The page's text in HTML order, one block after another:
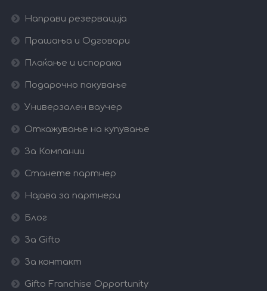
Направи резервација
Прашања и Одговори
Плаќање и испорака
Подарочно пакување
Универзален ваучер
Откажување на купување
За Компании
Станете партнер
Најава за партнери
Блог
За Gifto
За контакт
Gifto Franchise Opportunity